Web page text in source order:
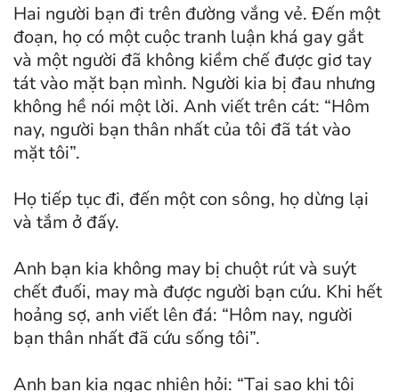
Hai người bạn đi trên đường vắng vẻ. Đến một
đoạn, họ có một cuộc tranh luận khá gay gắt
và một người đã không kiềm chế được giơ tay
tát vào mặt bạn mình. Người kia bị đau nhưng
không hề nói một lời. Anh viết trên cát: “Hôm
nay, người bạn thân nhất của tôi đã tát vào
mặt tôi”.
Họ tiếp tục đi, đến một con sông, họ dừng lại
và tắm ở đấy.
Anh bạn kia không may bị chuột rút và suýt
chết đuối, may mà được người bạn cứu. Khi hết
hoảng sợ, anh viết lên đá: “Hôm nay, người
bạn thân nhất đã cứu sống tôi”.
Anh bạn kia ngạc nhiên hỏi: “Tại sao khi tôi